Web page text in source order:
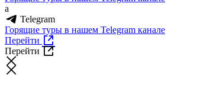
a
Telegram
Горящие туры в нашем Telegram канале
Перейти
Перейти